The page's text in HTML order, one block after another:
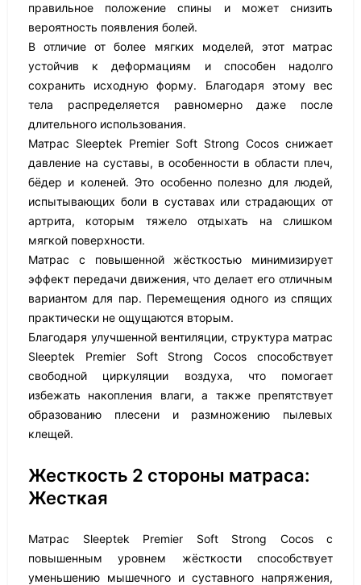
правильное положение спины и может снизить
вероятность появления болей.
В отличие от более мягких моделей, этот матрас
устойчив к деформациям и способен надолго
сохранить исходную форму. Благодаря этому вес
тела распределяется равномерно даже после
длительного использования.
Матрас Sleeptek Premier Soft Strong Cocos снижает
давление на суставы, в особенности в области плеч,
бёдер и коленей. Это особенно полезно для людей,
испытывающих боли в суставах или страдающих от
артрита, которым тяжело отдыхать на слишком
мягкой поверхности.
Матрас с повышенной жёсткостью минимизирует
эффект передачи движения, что делает его отличным
вариантом для пар. Перемещения одного из спящих
практически не ощущаются вторым.
Благодаря улучшенной вентиляции, структура матрас
Sleeptek Premier Soft Strong Cocos способствует
свободной циркуляции воздуха, что помогает
избежать накопления влаги, а также препятствует
образованию плесени и размножению пылевых
клещей.
Жесткость 2 стороны матраса:
Жесткая
Матрас Sleeptek Premier Soft Strong Cocos с
повышенным уровнем жёсткости способствует
уменьшению мышечного и суставного напряжения,